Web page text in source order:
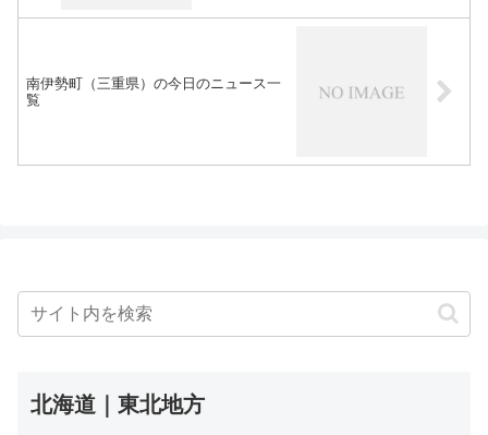
南伊勢町（三重県）の今日のニュース一
覧
北海道｜東北地方